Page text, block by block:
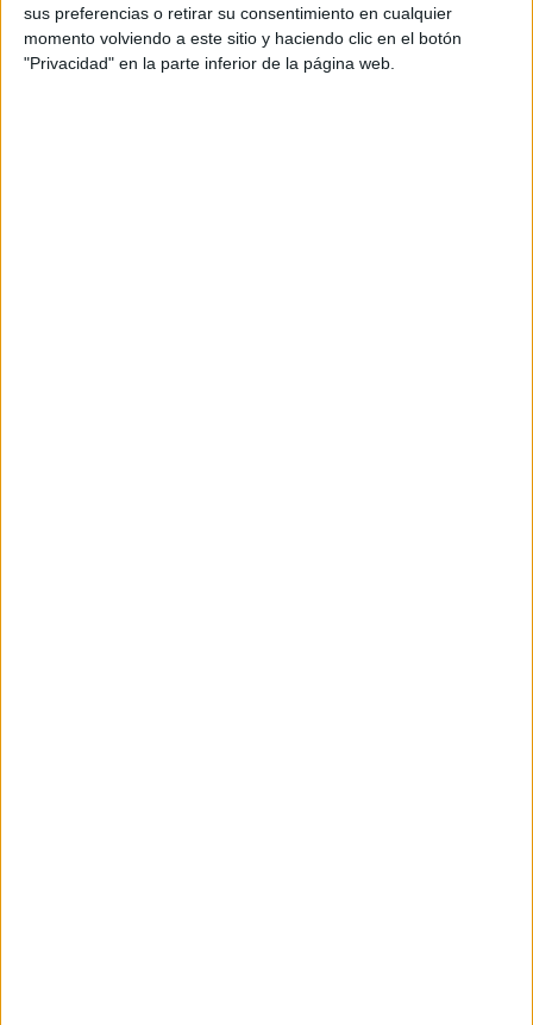
sus preferencias o retirar su consentimiento en cualquier
momento volviendo a este sitio y haciendo clic en el botón
"Privacidad" en la parte inferior de la página web.
F1
Fórmula E
F2 / F3 / F4